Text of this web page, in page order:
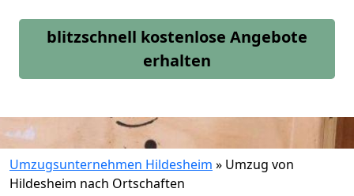
blitzschnell kostenlose Angebote
erhalten
Umzugsunternehmen Hildesheim » Umzug von
Hildesheim nach Ortschaften